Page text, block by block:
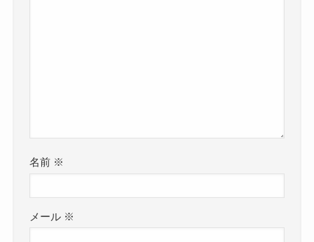
名前 ※
メール ※